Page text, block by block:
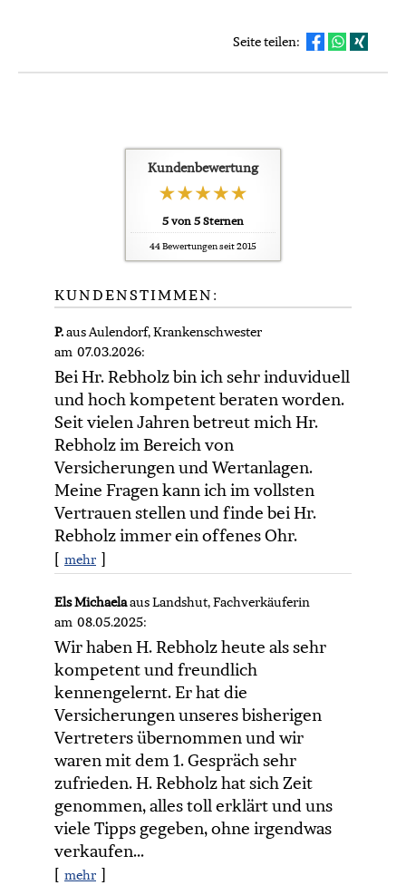
Seite teilen:
Kundenbewertung
5 von 5 Sternen
44Bewertungen seit 2015
KUNDENSTIMMEN:
P.aus Aulendorf, Krankenschwester
am 07.03.2026:
Bei Hr. Rebholz bin ich sehr induviduell
und hoch kompetent beraten worden.
Seit vielen Jahren betreut mich Hr.
Rebholz im Bereich von
Versicherungen und Wertanlagen.
Meine Fragen kann ich im vollsten
Vertrauen stellen und finde bei Hr.
Rebholz immer ein offenes Ohr.
[ mehr ]
Els Michaelaaus Landshut, Fachverkäuferin
am 08.05.2025:
Wir haben H. Rebholz heute als sehr
kompetent und freundlich
kennengelernt. Er hat die
Versicherungen unseres bisherigen
Vertreters übernommen und wir
waren mit dem 1. Gespräch sehr
zufrieden. H. Rebholz hat sich Zeit
genommen, alles toll erklärt und uns
viele Tipps gegeben, ohne irgendwas
verkaufen...
[ mehr ]